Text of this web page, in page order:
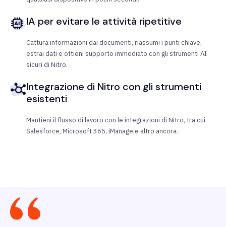
IA per evitare le attività ripetitive
Cattura informazioni dai documenti, riassumi i punti chiave,
estrai dati e ottieni supporto immediato con gli strumenti AI
sicuri di Nitro.
Integrazione di Nitro con gli strumenti
esistenti
Mantieni il flusso di lavoro con le integrazioni di Nitro, tra cui
Salesforce, Microsoft 365, iManage e altro ancora.